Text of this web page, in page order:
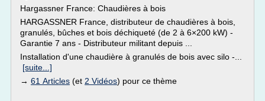
Hargassner France: Chaudières à bois
HARGASSNER France, distributeur de chaudières à bois,
granulés, bûches et bois déchiqueté (de 2 à 6×200 kW) -
Garantie 7 ans - Distributeur militant depuis ...
Installation d'une chaudière à granulés de bois avec silo -...
[suite...]
→ 61 Articles (et 2 Vidéos) pour ce thème